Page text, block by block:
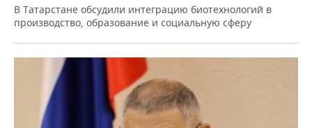
В Татарстане обсудили интеграцию биотехнологий в
производство, образование и социальную сферу